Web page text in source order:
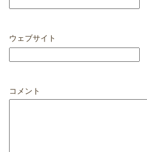
ウェブサイト
コメント